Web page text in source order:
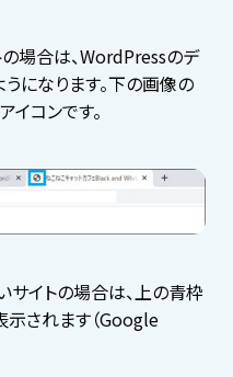
場合は、WordPressのデ
になります。下の画像の
コンです。
サイトの場合は、上の青枠
示されます（Google